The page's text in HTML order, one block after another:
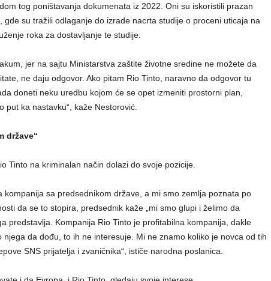
tog poništavanja dokumenata iz 2022. Oni su iskoristili prazan
gde su tražili odlaganje do izrade nacrta studije o proceni uticaja na
roka za dostavljanje te studije.
jer na sajtu Ministarstva zaštite životne sredine ne možete da
ne daju odgovor. Ako pitam Rio Tinto, naravno da odgovor tu
doneti neku uredbu kojom će se opet izmeniti prostorni plan,
put ka nastavku“, kaže Nestorović.
države“
Tinto na kriminalan način dolazi do svoje pozicije.
kompanija sa predsednikom države, a mi smo zemlja poznata po
da se to stopira, predsednik kaže „mi smo glupi i želimo da
predstavlja. Kompanija Rio Tinto je profitabilna kompanija, dakle
njega da dođu, to ih ne interesuje. Mi ne znamo koliko je novca od tih
SNS prijatelja i zvaničnika“, ističe narodna poslanica.